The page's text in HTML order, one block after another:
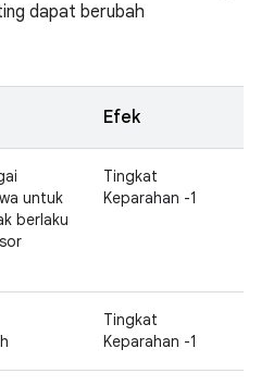
dapat berubah
Efek
untuk
berlaku
Tingkat
Keparahan -1
Tingkat
Keparahan -1